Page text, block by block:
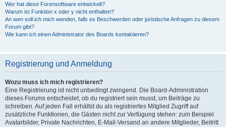
Wer hat diese Forensoftware entwickelt?
Warum ist Funktion x oder y nicht enthalten?
An wen soll ich mich wenden, falls es Beschwerden oder juristische Anfragen zu diesem
Forum gibt?
Wie kann ich einen Administrator des Boards kontaktieren?
Registrierung und Anmeldung
Wozu muss ich mich registrieren?
Eine Registrierung ist nicht unbedingt zwingend. Die Board-Administration
dieses Forums entscheidet, ob du registriert sein musst, um Beiträge zu
schreiben. Auf jeden Fall erhältst du als registriertes Mitglied Zugriff auf
zusätzliche Funktionen, die Gästen nicht zur Verfügung stehen: zum Beispiel
Avatarbilder, Private Nachrichten, E-Mail-Versand an andere Mitglieder, Beitritt